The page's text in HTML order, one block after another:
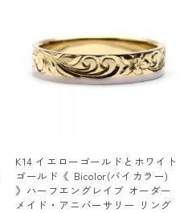
K14 イエローゴールドとホワイト
ゴールド《 Bicolor(バイカラー)
》ハーフエングレイブ オーダー
メイド・アニバーサリー リング